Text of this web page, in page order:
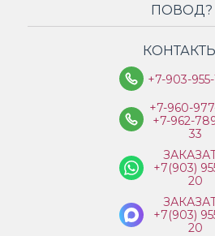
ПОВОД?
+7-903-
+7-960-977-
+7-962-
33
+7(903)
20
+7(903)
20